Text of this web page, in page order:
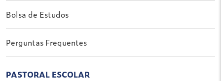
Bolsa de Estudos
Perguntas Frequentes
PASTORAL ESCOLAR